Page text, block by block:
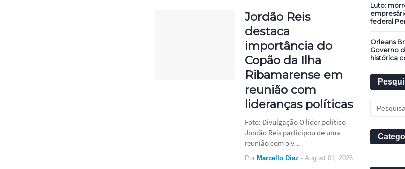
Jordão Reis
destaca
importância do
Copão da Ilha
Ribamarense em
reunião com
lideranças políticas
Foto: Divulgação O líder político
Jordão Reis participou de uma
reunião com o v…
Por Marcello Diaz - August 01, 2026
Luto:
federal
Orleans
Governo
histórica